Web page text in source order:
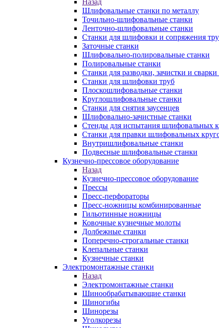
Назад
Шлифовальные станки по металлу
Точильно-шлифовальные станки
Ленточно-шлифовальные станки
Станки для шлифовки и сопряжения
Заточные станки
Шлифовально-полировальные станки
Полировальные станки
Станки для разводки, зачистки и сварки
Станки для шлифовки труб
Плоскошлифовальные станки
Круглошлифовальные станки
Станки для снятия заусенцев
Шлифовально-зачистные станки
Стенды для испытания шлифовальных
Станки для правки шлифовальных
Внутришлифовальные станки
Подвесные шлифовальные станки
Кузнечно-прессовое оборудование
Назад
Кузнечно-прессовое оборудование
Прессы
Пресс-перфораторы
Пресс-ножницы комбинированные
Гильотинные ножницы
Ковочные кузнечные молоты
Долбежные станки
Поперечно-строгальные станки
Клепальные станки
Кузнечные станки
Электромонтажные станки
Назад
Электромонтажные станки
Шинообрабатывающие станки
Шиногибы
Шинорезы
Уголкорезы